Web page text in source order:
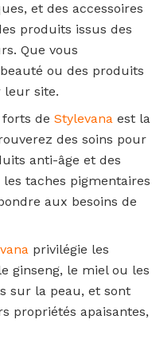
et des accessoires
produits issus des
Que vous
ou des produits
leur site.
forts deStylevana est la
des soins pour
anti-âge et des
taches pigmentaires
aux besoins de
privilégie les
ginseng, le miel ou les
sur la peau, et sont
propriétés apaisantes,